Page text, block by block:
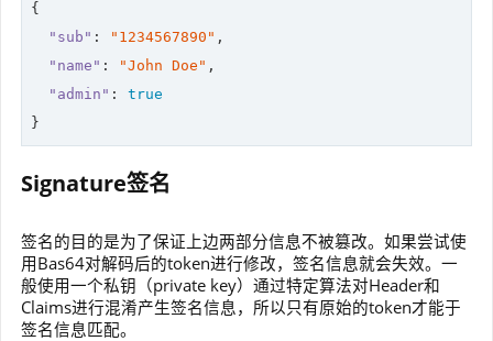
{
"sub" : "1234567890" ,
"name" : "John Doe" ,
"admin" : true
Signature签名
签名的目的是为了保证上边两部分信息不被篡改。如果尝试使
用Bas64对解码后的token进行修改，签名信息就会失效。一
般使用一个私钥（private key）通过特定算法对Header和
Claims进行混淆产生签名信息，所以只有原始的token才能于
签名信息匹配。